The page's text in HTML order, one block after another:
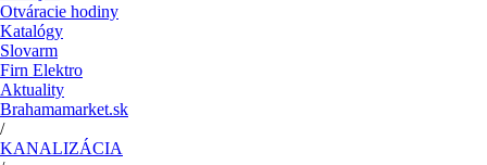
Otváracie hodiny
Katalógy
Slovarm
Firn Elektro
Aktuality
Brahamamarket.sk
/
KANALIZÁCIA